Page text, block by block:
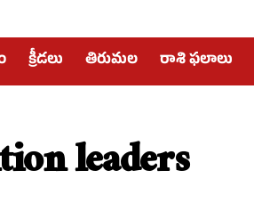
క్రీడలు తిరుమల రాశి ఫలాలు
leaders